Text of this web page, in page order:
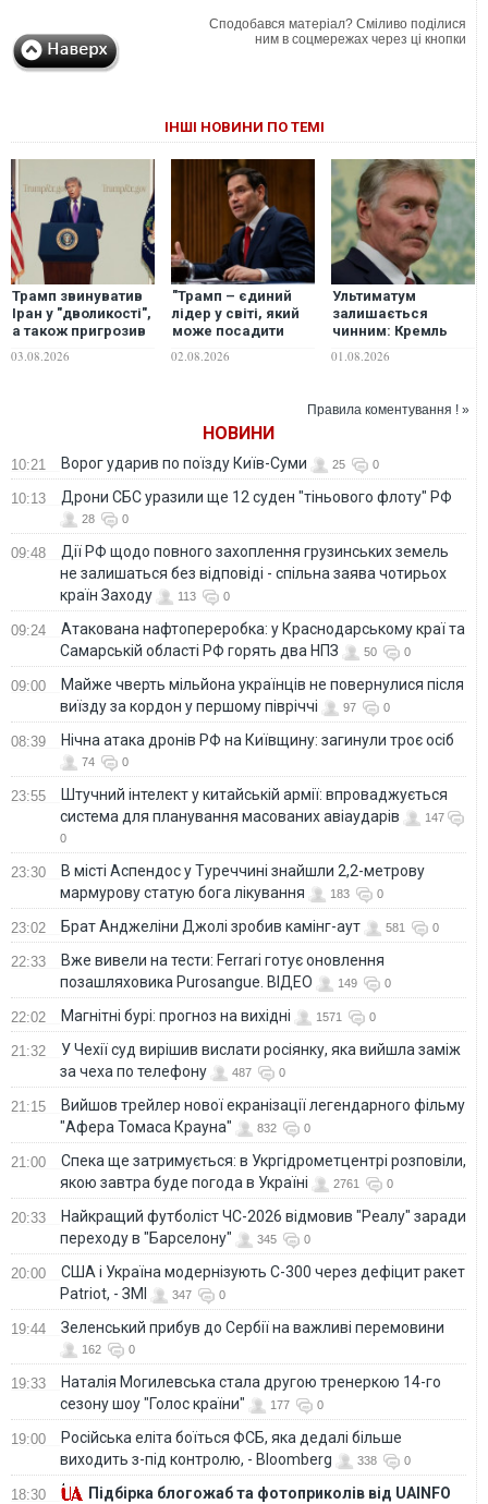
Сподобався матеріал? Сміливо поділися
ним в соцмережах через ці кнопки
ІНШІ НОВИНИ ПО ТЕМІ
Трамп звинуватив
Іран у "дволикості",
а також пригрозив
капітуляцією" і
03.08.2026
"Трамп – єдиний
лідер у світі, який
може посадити
стіл переговорів", -
02.08.2026
Ультиматум
залишається
чинним: Кремль
пропозиції Марко
01.08.2026
Правила коментування ! »
НОВИНИ
10:21 Ворог ударив по поїзду Київ-Суми 25 0
10:13 Дрони СБС уразили ще 12 суден "тіньового флоту" РФ
28 0
09:48
Дії РФ щодо повного захоплення грузинських земель
не залишаться без відповіді - спільна заява чотирьох
країн Заходу
113 0
09:24
Атакована нафтопереробка: у Краснодарському краї та
Самарській області РФ горять два НПЗ
50 0
09:00
Майже чверть мільйона українців не повернулися після
виїзду за кордон у першому півріччі
97 0
08:39 Нічна атака дронів РФ на Київщину: загинули троє осіб
74 0
23:55
Штучний інтелект у китайській армії: впроваджується
система для планування масованих авіаударів
147
0
23:30
В місті Аспендос у Туреччині знайшли 2,2-метрову
мармурову статую бога лікування
183 0
23:02 Брат Анджеліни Джолі зробив камінг-аут 581 0
22:33
Вже вивели на тести: Ferrari готує оновлення
позашляховика Purosangue. ВІДЕО
149 0
22:02 Магнітні бурі: прогноз на вихідні 1571 0
21:32
У Чехії суд вирішив вислати росіянку, яка вийшла заміж
за чеха по телефону
487 0
21:15
Вийшов трейлер нової екранізації легендарного фільму
"Афера Томаса Крауна"
832 0
21:00
Спека ще затримується: в Укргідрометцентрі розповіли,
якою завтра буде погода в Україні
2761 0
20:33
Найкращий футболіст ЧС-2026 відмовив "Реалу" заради
переходу в "Барселону"
345 0
20:00
США і Україна модернізують С-300 через дефіцит ракет
Patriot, - ЗМІ
347 0
19:44 Зеленський прибув до Сербії на важливі перемовини
162 0
19:33
Наталія Могилевська стала другою тренеркою 14-го
сезону шоу "Голос країни"
177 0
19:00
Російська еліта боїться ФСБ, яка дедалі більше
виходить з-під контролю, - Bloomberg
338 0
18:30 Підбірка блогожаб та фотоприколів від UAINFO